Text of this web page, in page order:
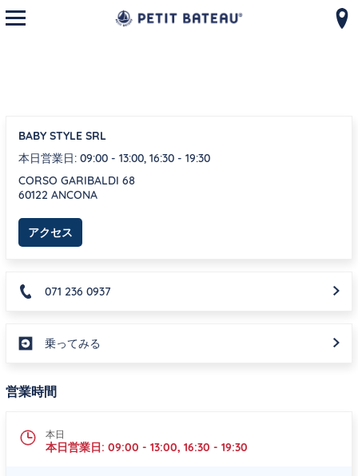
モバイルメニューを開く
BABY STYLE SRL
本日営業日: 09:00 - 13:00, 16:30 - 19:30
CORSO GARIBALDI 68
60122 ANCONA
アクセス
071 236 0937
乗ってみる
営業時間
本日
本日営業日: 09:00 - 13:00, 16:30 - 19:30